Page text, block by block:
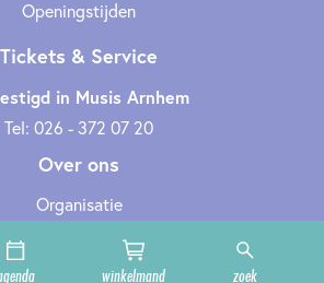
winkelmand zoek
Openingstijden
Tickets & Service
in Musis Arnhem
Tel: 026 - 372 07 20
Over ons
Organisatie
Cultuurclub